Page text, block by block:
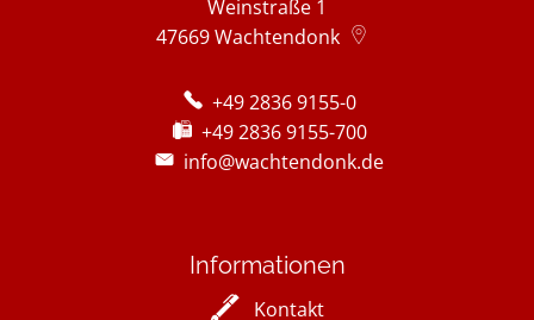
Weinstraße 1
47669Wachtendonk
+49 2836 9155-0
+49 2836 9155-700
info@wachtendonk.de
Informationen
Kontakt